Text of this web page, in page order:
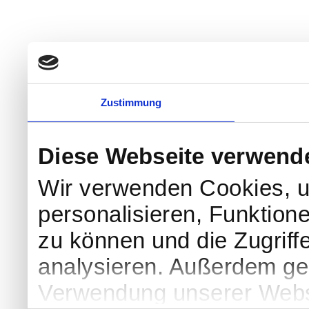
Zustimmung
Diese Webseite
Wir verwenden Cookies,
personalisieren,
zu können und die
analysieren. Außerdem
Verwendung unserer